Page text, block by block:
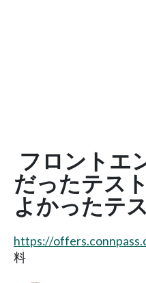
フロントエ
だったテス
よかったテ
https://
料